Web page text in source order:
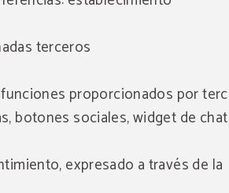
terceros
funciones proporcionados por
botones sociales, widget de chat
expresado a través de la